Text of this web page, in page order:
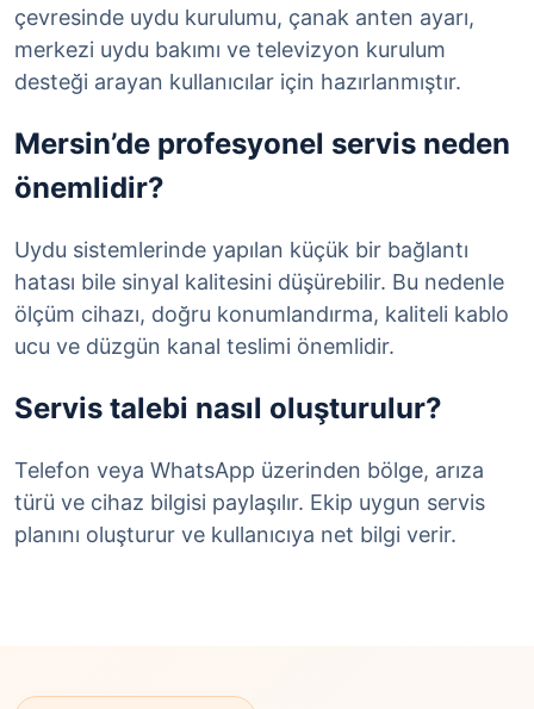
çevresinde uydu kurulumu, çanak anten ayarı,
merkezi uydu bakımı ve televizyon kurulum
desteği arayan kullanıcılar için hazırlanmıştır.
Mersin’de profesyonel servis neden
önemlidir?
Uydu sistemlerinde yapılan küçük bir bağlantı
hatası bile sinyal kalitesini düşürebilir. Bu nedenle
ölçüm cihazı, doğru konumlandırma, kaliteli kablo
ucu ve düzgün kanal teslimi önemlidir.
Servis talebi nasıl oluşturulur?
Telefon veya WhatsApp üzerinden bölge, arıza
türü ve cihaz bilgisi paylaşılır. Ekip uygun servis
planını oluşturur ve kullanıcıya net bilgi verir.